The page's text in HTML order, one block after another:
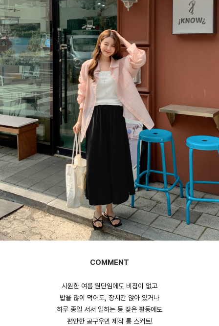
English
日本語
繁體中文
COMMENT
시원한 여름 원단임에도 비침이 없고
밥을 많이 먹어도, 장시간 앉아 있거나
하루 종일 서서 일하는 등 잦은 활동에도
편안한 공구우먼 제작 롱 스커트!